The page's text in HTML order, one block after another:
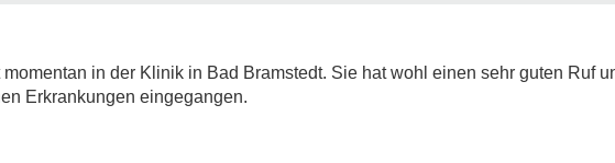
in der Klinik in Bad Bramstedt. Sie hat wohl einen sehr guten Ruf
Erkrankungen eingegangen.